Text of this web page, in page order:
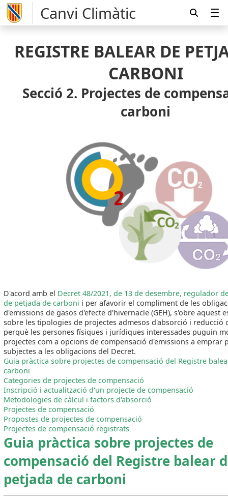
Canvi Climàtic
REGISTRE BALEAR DE
CARBONI
Secció 2. Projectes de
carboni
D'acord amb el Decret 48/2021, de 13 de desembre, regulador
de petjada de carboni i per afavorir el compliment de les
d'emissions de gasos d'efecte d'hivernacle (GEH), s'obre aquest
sobre les tipologies de projectes admesos d'absorció i reducció
perquè les persones físiques i jurídiques interessades puguin
projectes com a opcions de compensació d'emissions a emprar
subjectes a les obligacions del Decret.
Guia pràctica sobre projectes de compensació del Registre
carboni
Categories de projectes de compensació
Inscripció i actualització d'un projecte de compensació
Metodologies de càlcul i factors d'absorció
Projectes de compensació
Propostes de projectes de compensació
Projectes de compensació registrats
Guia pràctica sobre projectes de
compensació del Registre balear
petjada de carboni